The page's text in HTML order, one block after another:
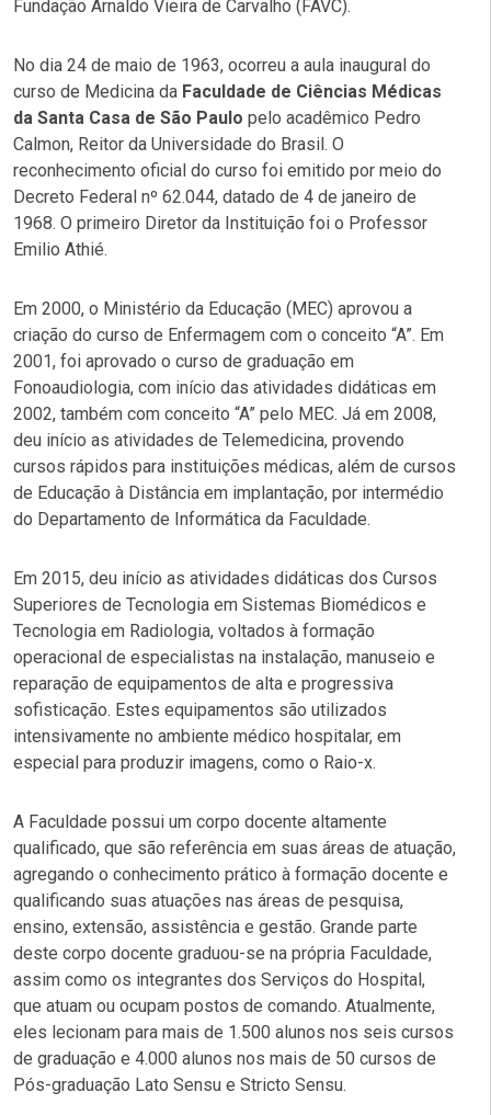
Fundação Arnaldo Vieira de Carvalho (FAVC).
No dia 24 de maio de 1963, ocorreu a aula inaugural do
curso de Medicina da Faculdade de Ciências Médicas
da Santa Casa de São Paulo pelo acadêmico Pedro
Calmon, Reitor da Universidade do Brasil. O
reconhecimento oficial do curso foi emitido por meio do
Decreto Federal nº 62.044, datado de 4 de janeiro de
1968. O primeiro Diretor da Instituição foi o Professor
Emilio Athié.
Em 2000, o Ministério da Educação (MEC) aprovou a
criação do curso de Enfermagem com o conceito “A”. Em
2001, foi aprovado o curso de graduação em
Fonoaudiologia, com início das atividades didáticas em
2002, também com conceito “A” pelo MEC. Já em 2008,
deu início as atividades de Telemedicina, provendo
cursos rápidos para instituições médicas, além de cursos
de Educação à Distância em implantação, por intermédio
do Departamento de Informática da Faculdade.
Em 2015, deu início as atividades didáticas dos Cursos
Superiores de Tecnologia em Sistemas Biomédicos e
Tecnologia em Radiologia, voltados à formação
operacional de especialistas na instalação, manuseio e
reparação de equipamentos de alta e progressiva
sofisticação. Estes equipamentos são utilizados
intensivamente no ambiente médico hospitalar, em
especial para produzir imagens, como o Raio-x.
A Faculdade possui um corpo docente altamente
qualificado, que são referência em suas áreas de atuação,
agregando o conhecimento prático à formação docente e
qualificando suas atuações nas áreas de pesquisa,
ensino, extensão, assistência e gestão. Grande parte
deste corpo docente graduou-se na própria Faculdade,
assim como os integrantes dos Serviços do Hospital,
que atuam ou ocupam postos de comando. Atualmente,
eles lecionam para mais de 1.500 alunos nos seis cursos
de graduação e 4.000 alunos nos mais de 50 cursos de
Pós-graduação Lato Sensu e Stricto Sensu.